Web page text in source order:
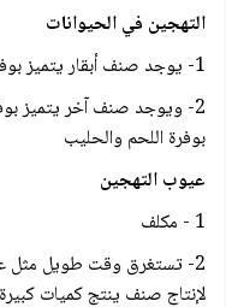
التهجين في الحيوانات
1- يوجد صنف أبقار يتميز بوفرة اللحم
2- ويوجد صنف آخر يتميز
بوفرة اللحم والحليب
عيوب التهجين
1 - مکلف
2- تستغرق وقت طويل مثل
لإنتاج صنف ينتج كميات